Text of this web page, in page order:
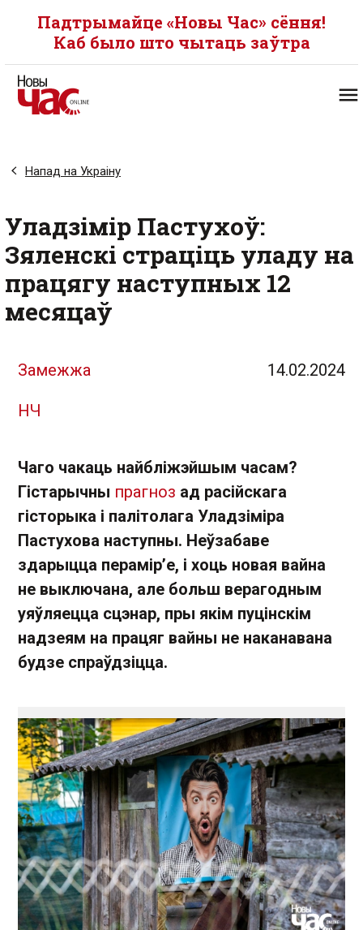
Падтрымайце «Новы Час» сёння!
Каб было што чытаць заўтра
Напад на Украіну
Уладзімір Пастухоў:
Зяленскі страціць уладу на
працягу наступных 12
месяцаў
Замежжа 14.02.2024
НЧ
Чаго чакаць найбліжэйшым часам?
Гістарычны прагноз ад расійскага
гісторыка і палітолага Уладзіміра
Пастухова наступны. Неўзабаве
здарыцца перамір’е, і хоць новая вайна
не выключана, але больш верагодным
уяўляецца сцэнар, пры якім пуцінскім
надзеям на працяг вайны не наканавана
будзе спраўдзіцца.